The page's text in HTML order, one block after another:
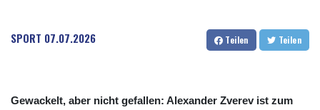
SPORT 07.07.2026 Teilen Teilen
Gewackelt, aber nicht gefallen: Alexander Zverev ist zum